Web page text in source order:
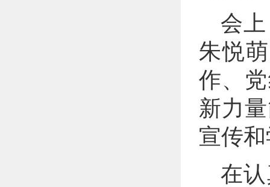
会
朱悦
作、
新力
宣传
在